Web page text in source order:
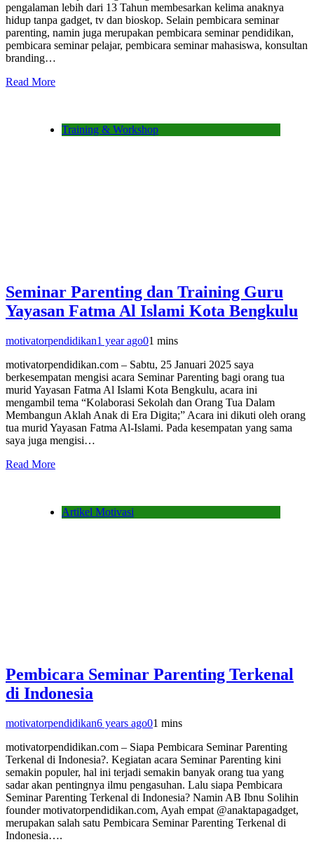
pengalaman lebih dari 13 Tahun membesarkan kelima anaknya
hidup tanpa gadget, tv dan bioskop. Selain pembicara seminar
parenting, namin juga merupakan pembicara seminar pendidikan,
pembicara seminar pelajar, pembicara seminar mahasiswa, konsultan
branding…
Read More
Training & Workshop
Seminar Parenting dan Training Guru
Yayasan Fatma Al Islami Kota Bengkulu
motivatorpendidikan1 year ago01 mins
motivatorpendidikan.com – Sabtu, 25 Januari 2025 saya
berkesempatan mengisi acara Seminar Parenting bagi orang tua
murid Yayasan Fatma Al Islami Kota Bengkulu, acara ini
mengambil tema “Kolaborasi Sekolah dan Orang Tua Dalam
Membangun Aklah Anak di Era Digita;” Acara ini dikuti oleh orang
tua murid Yayasan Fatma Al-Islami. Pada kesempatan yang sama
saya juga mengisi…
Read More
Artikel Motivasi
Pembicara Seminar Parenting Terkenal
di Indonesia
motivatorpendidikan6 years ago01 mins
motivatorpendidikan.com – Siapa Pembicara Seminar Parenting
Terkenal di Indonesia?. Kegiatan acara Seminar Parenting kini
semakin populer, hal ini terjadi semakin banyak orang tua yang
sadar akan pentingnya ilmu pengasuhan. Lalu siapa Pembicara
Seminar Parenting Terkenal di Indonesia? Namin AB Ibnu Solihin
founder motivatorpendidikan.com, Ayah empat @anaktapagadget,
merupakan salah satu Pembicara Seminar Parenting Terkenal di
Indonesia….